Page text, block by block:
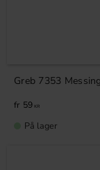
Greb 7353 Messing
59 KR
På lager